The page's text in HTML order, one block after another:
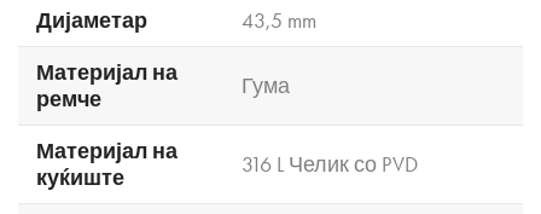
Дијаметар
43,5 mm
Материјал на
ремче
Гума
Материјал на
куќиште
316 L Челик со PVD